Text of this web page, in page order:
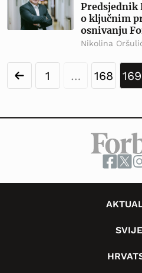
Predsjednik
o ključnim
osnivanju
Nikolina
1 … 168 169